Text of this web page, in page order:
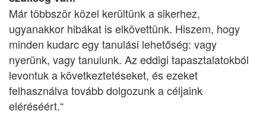
Már többször közel kerültünk a sikerhez,
ugyanakkor hibákat is elkövettünk. Hiszem, hogy
minden kudarc egy tanulási lehetőség: vagy
nyerünk, vagy tanulunk. Az eddigi tapasztalatokból
levontuk a következtetéseket, és ezeket
felhasználva tovább dolgozunk a céljaink
eléréséért.“